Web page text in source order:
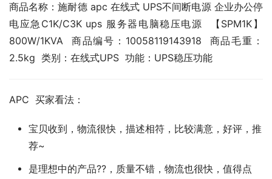
商品名称：施耐德 apc 在线式 UPS不间断电源 企业办公停
电应急C1K/C3K ups 服务器电脑稳压电源  【SPM1K】
800W/1KVA  商品编号：10058119143918  商品毛重：
2.5kg  类别：在线式UPS  功能：UPS稳压功能
APC  买家看法：
宝贝收到，物流很快，描述相符，比较满意，好评，推
荐~
是理想中的产品??，质量不错，物流也很快，值得点